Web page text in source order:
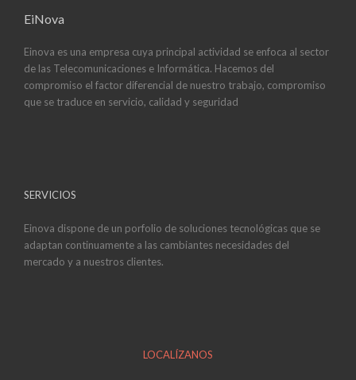
EiNova
Einova es una empresa cuya principal actividad se enfoca al sector
de las Telecomunicaciones e Informática. Hacemos del
compromiso el factor diferencial de nuestro trabajo, compromiso
que se traduce en servicio, calidad y seguridad
SERVICIOS
Einova dispone de un porfolio de soluciones tecnológicas que se
adaptan continuamente a las cambiantes necesidades del
mercado y a nuestros clientes.
LOCALÍZANOS